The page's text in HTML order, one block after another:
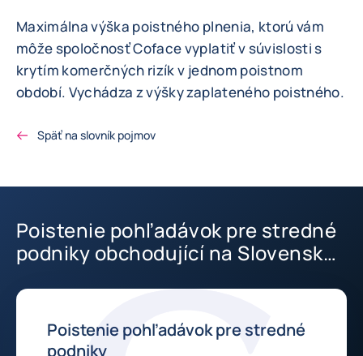
Maximálna výška poistného plnenia, ktorú vám
môže spoločnosť Coface vyplatiť v súvislosti s
krytím komerčných rizík v jednom poistnom
období. Vychádza z výšky zaplateného poistného.
Späť na slovník pojmov
Poistenie pohľadávok pre stredné
podniky obchodující na Slovensku
Poistenie pohľadávok pre stredné
podniky